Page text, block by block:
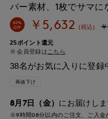
パー素材、1枚でサマに
60%
OFF
￥5,632 (税込)
25ポイント還元
会員登録はこちら
38名がお気に入りに登録
再値下げ
8月7日（金） にお届けしま
※9時間08分以内のご注文、ご入金